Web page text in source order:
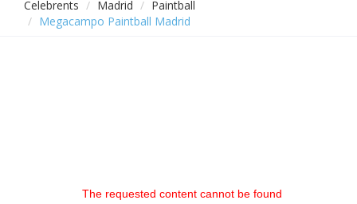
Celebrents Madrid
Paintball
Megacampo Paintball Madrid
The requested content cannot be found